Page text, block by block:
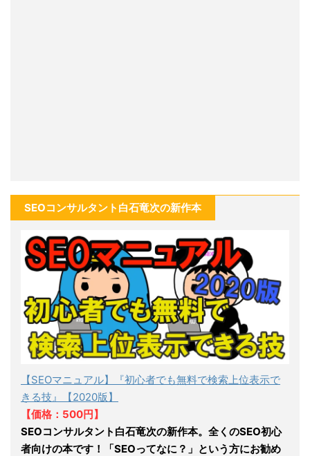
SEOコンサルタント白石竜次の新作本
【SEOマニュアル】『初心者でも無料で検索上位表示で
きる技』【2020版】
【価格：500円】
SEOコンサルタント白石竜次の新作本。全くのSEO初心
者向けの本です！「SEOってなに？」という方にお勧め